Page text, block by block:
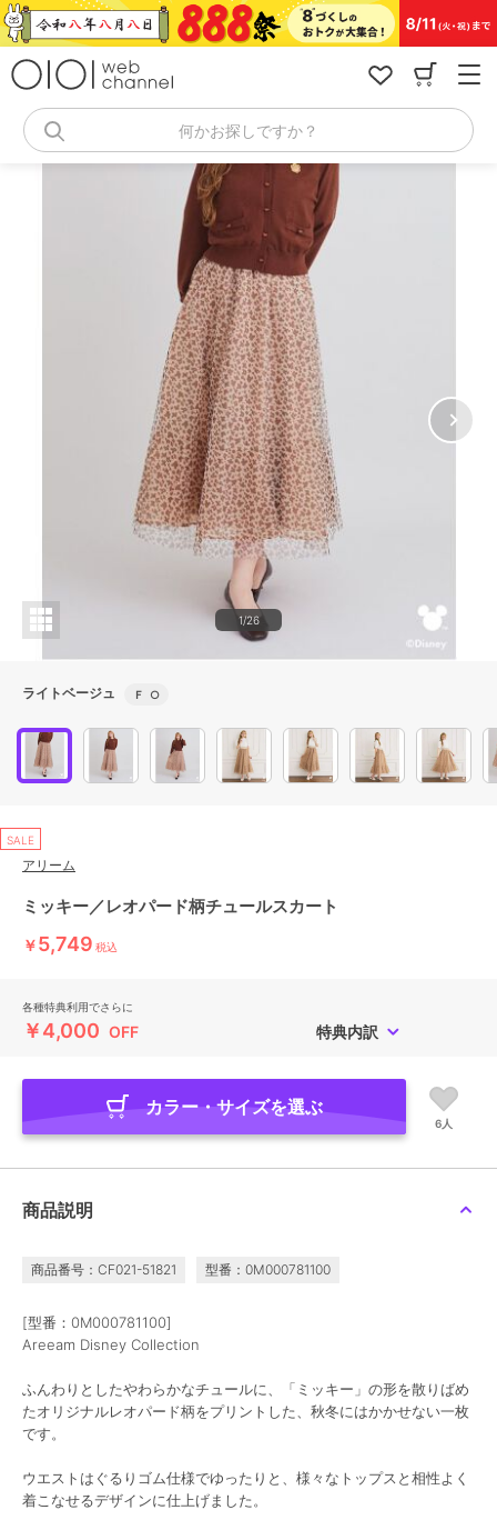
コ
ン
何かお探しですか？
1/26
ライトベージュ Ｆ ○
SALE
アリーム
ミッキー／レオパード柄チュールスカート
￥5,749 税込
各種特典利用でさらに
￥4,000 OFF 特典内訳
カラー・サイズを選ぶ
6人
商品説明
商品番号：CF021-51821 型番：0M000781100
[型番：0M000781100]
Areeam Disney Collection
ふんわりとしたやわらかなチュールに、「ミッキー」の形を散りばめ
たオリジナルレオパード柄をプリントした、秋冬にはかかせない一枚
です。
ウエストはぐるりゴム仕様でゆったりと、様々なトップスと相性よく
着こなせるデザインに仕上げました。